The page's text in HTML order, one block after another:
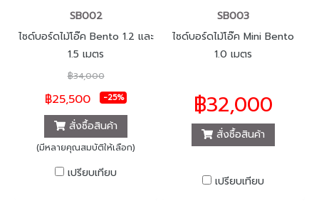
SB002
ไซด์บอร์ดไม้โอ๊ค Bento 1.2 และ
1.5 เมตร
฿34,000
฿25,500 -25%
สั่งซื้อสินค้า
(มีหลายคุณสมบัติให้เลือก)
เปรียบเทียบ
SB003
ไซด์บอร์ดไม้โอ๊ค Mini Bento
1.0 เมตร
฿32,000
สั่งซื้อสินค้า
เปรียบเทียบ